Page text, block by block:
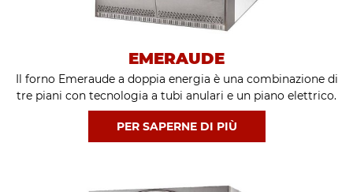
EMERAUDE
Il forno Emeraude a doppia energia è una combinazione di
tre piani con tecnologia a tubi anulari e un piano elettrico.
Questo versatile forno è ideale per cuocere il pane a diverse
temperature contemporaneamente.
PER SAPERNE DI PIÙ